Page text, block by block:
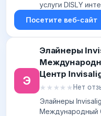
услуги DISLY
Посетите веб-сайт
Э
Элайнеры
Центр
★★★★★
★★★★★ Нет
Элайнеры
Международный